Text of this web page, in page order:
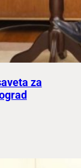
za